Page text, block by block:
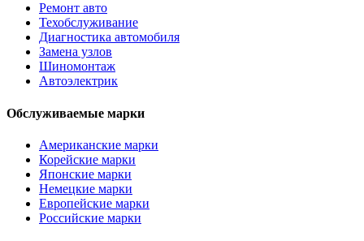
Ремонт авто
Техобслуживание
Диагностика автомобиля
Замена узлов
Шиномонтаж
Автоэлектрик
Обслуживаемые марки
Американские марки
Корейские марки
Японские марки
Немецкие марки
Европейские марки
Российские марки